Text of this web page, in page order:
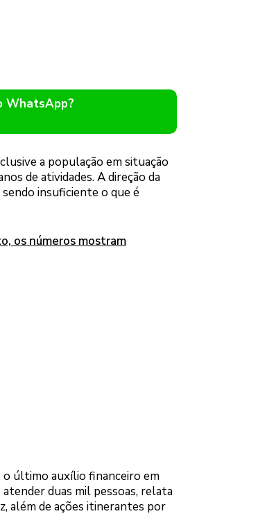
WhatsApp?
a população em situação
de atividades. A direção da
insuficiente o que é
os números mostram
o último auxílio financeiro em
duas mil pessoas, relata
além de ações itinerantes por